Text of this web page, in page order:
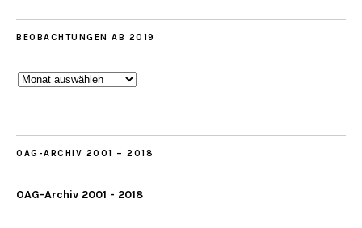
BEOBACHTUNGEN AB 2019
Beobachtungen
OAG-ARCHIV 2001 – 2018
OAG-Archiv 2001 - 2018